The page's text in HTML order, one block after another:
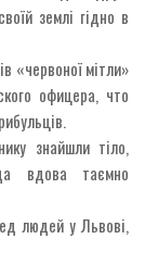
землі гідно в
«червоної мітли»
офицера, что
знайшли тіло,
вдова таємно
людей у Львові,